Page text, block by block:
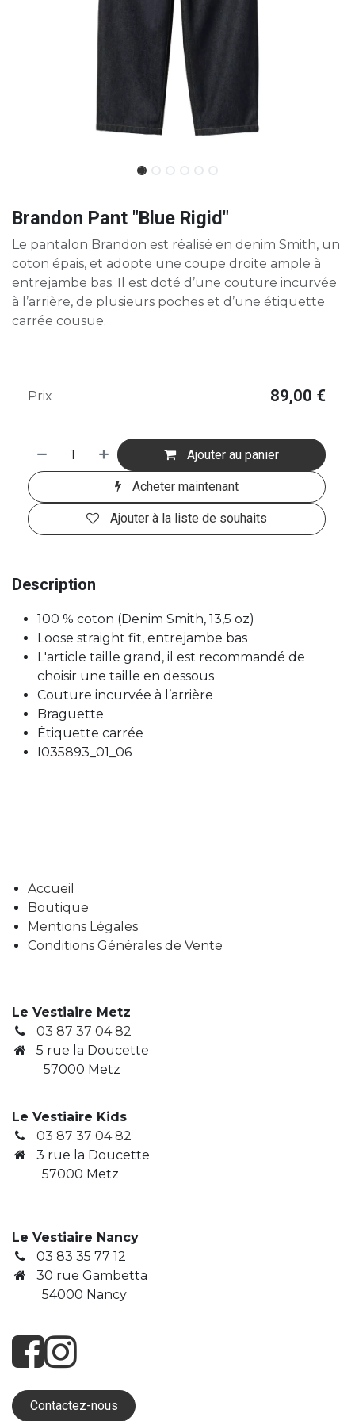
Brandon Pant "Blue Rigid"
Le pantalon Brandon est réalisé en denim Smith, un
coton épais, et adopte une coupe droite ample à
entrejambe bas. Il est doté d’une couture incurvée
à l’arrière, de plusieurs poches et d’une étiquette
carrée cousue.
Ajouter au panier
Acheter maintenant
Ajouter à la liste de souhaits
Prix 89,00 €
Description
100 % coton (Denim Smith, 13,5 oz)
Loose straight fit, entrejambe bas
L'article taille grand, il est recommandé de
choisir une taille en dessous
Couture incurvée à l’arrière
Braguette
Étiquette carrée
I035893_01_06
Accueil
Boutique
Mentions Légales
Conditions Générales de Vente
Le Vestiaire Metz
03 87 37 04 82
5 rue la Doucette
57000 Metz
Le Vestiaire Kids
03 87 37 04 82
3 rue la Doucette
​ 57000 Metz
Le Vestiaire Nancy
03 83 35 77 12
30 rue Gambetta
​ 54000 Nancy
Contactez-nous